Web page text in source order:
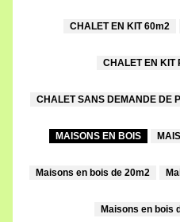
CHALET EN KIT 60m2
CHALET EN KIT
CHALET SANS DEMANDE DE
MAISONS EN BOIS
Maisons en bois de 20m2
Maisons en bois